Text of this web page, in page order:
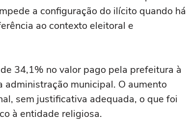
a configuração do ilícito quando há
ao contexto eleitoral e
34,1% no valor pago pela prefeitura à
municipal. O aumento
sem justificativa adequada, o que foi
à entidade religiosa.